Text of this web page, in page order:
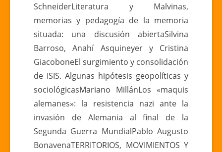
SchneiderLiteratura y Malvinas,
memorias y pedagogía de la memoria
situada: una discusión abiertaSilvina
Barroso, Anahí Asquineyer y Cristina
GiacoboneEl surgimiento y consolidación
de ISIS. Algunas hipótesis geopolíticas y
sociológicasMariano MillánLos «maquis
alemanes»: la resistencia nazi ante la
invasión de Alemania al final de la
Segunda Guerra MundialPablo Augusto
BonavenaTERRITORIOS, MOVIMIENTOS Y